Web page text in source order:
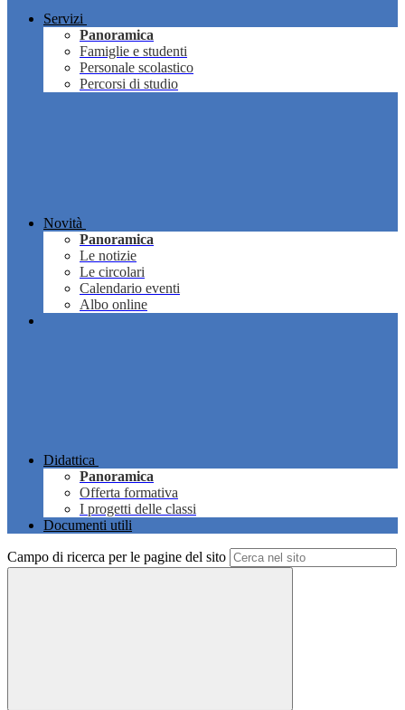
Servizi
Panoramica
Famiglie e studenti
Personale scolastico
Percorsi di studio
Novità
Panoramica
Le notizie
Le circolari
Calendario eventi
Albo online
Didattica
Panoramica
Offerta formativa
I progetti delle classi
Documenti utili
Campo di ricerca per le pagine del sito